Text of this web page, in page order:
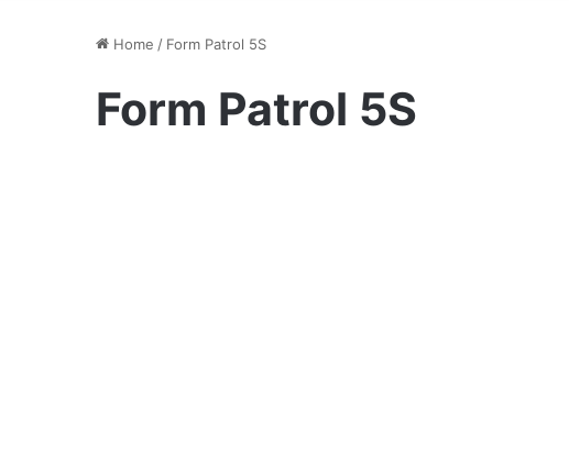
Home / Form Patrol 5S
Form Patrol 5S